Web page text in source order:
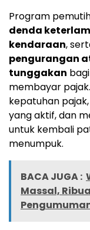
Program
denda
kendaraan,
pengurangan
tunggakan
membayar
kepatuhan
yang aktif, dan
untuk kembali
menumpuk.
BACA JUGA :
Massal,